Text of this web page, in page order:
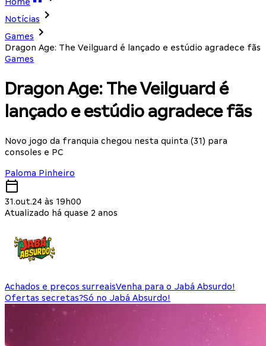
Notícias
Games
Dragon Age: The Veilguard é lançado e estúdio agradece fãs
Games
Dragon Age: The Veilguard é
lançado e estúdio agradece fãs
Novo jogo da franquia chegou nesta quinta (31) para
consoles e PC
Paloma Pinheiro
31.out.24 às 19h00
Atualizado há quase 2 anos
Achados e preços surreaisVenha para o Jabá Absurdo!
Ofertas secretas?Só no Jabá Absurdo!